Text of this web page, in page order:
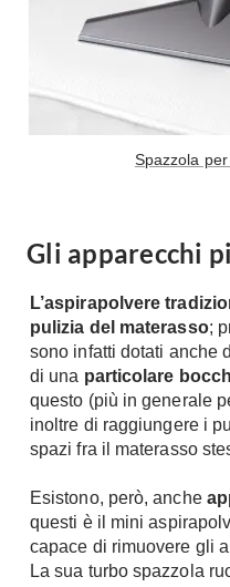
Spazzola
Gli apparecchi
L’aspirapolvere
pulizia del materasso;
sono infatti dotati anche
di una particolare
questo (più in generale
inoltre di raggiungere i
spazi fra il materasso
Esistono, però, anche
questi è il mini
capace di rimuovere gli
La sua turbo spazzola